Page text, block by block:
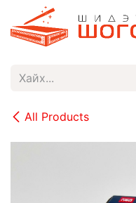
Skip to Content
All Products